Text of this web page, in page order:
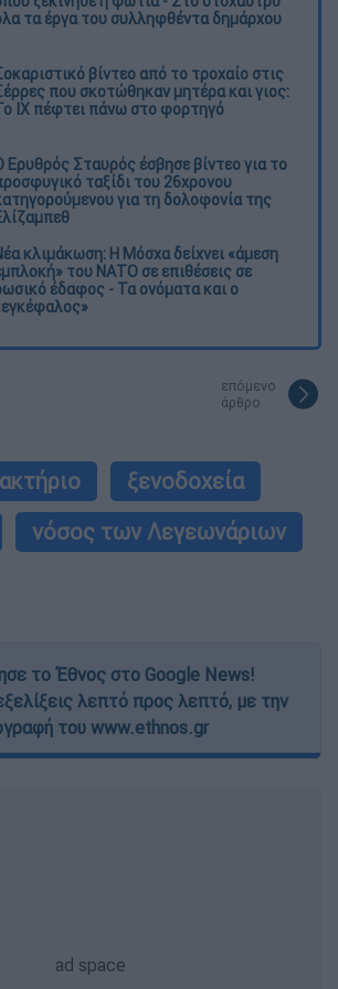
τα έργα του συλληφθέντα δημάρχου
βίντεο από το τροχαίο στις
που σκοτώθηκαν μητέρα και γιος:
ΙΧ πέφτει πάνω στο φορτηγό
Ερυθρός Σταυρός έσβησε βίντεο για το
ταξίδι του 26χρονου
για τη δολοφονία της
κλιμάκωση: Η Μόσχα δείχνει «άμεση
του ΝΑΤΟ σε επιθέσεις σε
έδαφος - Τα ονόματα και ο
επόμενο
άρθρο
ξενοδοχεία
νόσος των Λεγεωνάριων
το Έθνος στο Google News!
λεπτό προς λεπτό, με την
του www.ethnos.gr